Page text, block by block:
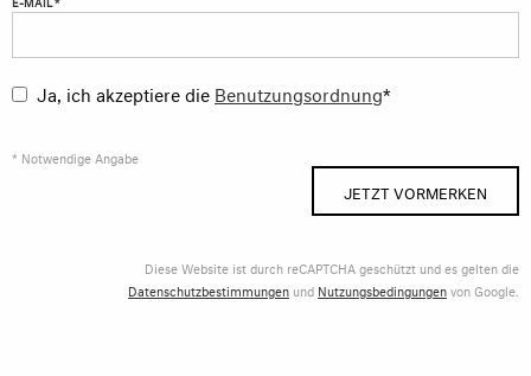
Ja, ich akzeptiere die Benutzungsordnung*
* Notwendige Angabe
JETZT VORMERKEN
Diese Website ist durch reCAPTCHA geschützt und es gelten die
Datenschutzbestimmungen und Nutzungsbedingungenvon Google.